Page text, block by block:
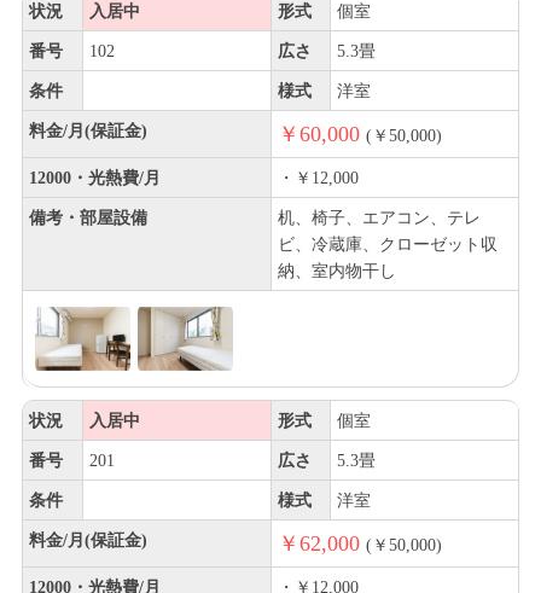
状況 入居中 形式 個室
番号 102 広さ 5.3畳
条件 様式 洋室
料金/月(保証金) ￥60,000 (￥50,000)
12000・光熱費/月 ・￥12,000
備考・部屋設備
机、椅子、エアコン、テレ
ビ、冷蔵庫、クローゼット収
納、室内物干し
状況 入居中 形式 個室
番号 201 広さ 5.3畳
条件 様式 洋室
料金/月(保証金) ￥62,000 (￥50,000)
12000・光熱費/月 ・￥12,000